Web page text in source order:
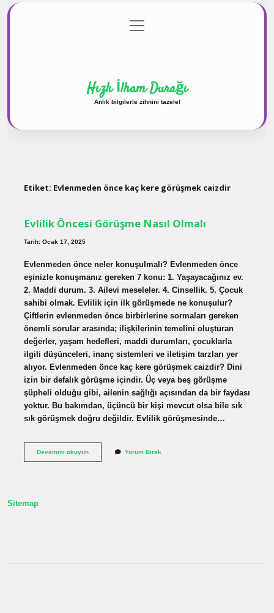
Gizlilik Politikası
menüyü
aç
Hızlı İlham Durağı
Anlık bilgilerle zihnini tazele!
Etiket: Evlenmeden önce kaç kere görüşmek caizdir
Evlilik Öncesi Görüşme Nasıl Olmalı
Tarih: Ocak 17, 2025
Evlenmeden önce neler konuşulmalı? Evlenmeden önce
eşinizle konuşmanız gereken 7 konu: 1. Yaşayacağınız ev.
2. Maddi durum. 3. Ailevi meseleler. 4. Cinsellik. 5. Çocuk
sahibi olmak. Evlilik için ilk görüşmede ne konuşulur?
Çiftlerin evlenmeden önce birbirlerine sormaları gereken
önemli sorular arasında; ilişkilerinin temelini oluşturan
değerler, yaşam hedefleri, maddi durumları, çocuklarla
ilgili düşünceleri, inanç sistemleri ve iletişim tarzları yer
alıyor. Evlenmeden önce kaç kere görüşmek caizdir? Dini
izin bir defalık görüşme içindir. Üç veya beş görüşme
şüpheli olduğu gibi, ailenin sağlığı açısından da bir faydası
yoktur. Bu bakımdan, üçüncü bir kişi mevcut olsa bile sık
sık görüşmek doğru değildir. Evlilik görüşmesinde…
Devamını okuyunEvlilik
Yorum Bırak
Sitemap